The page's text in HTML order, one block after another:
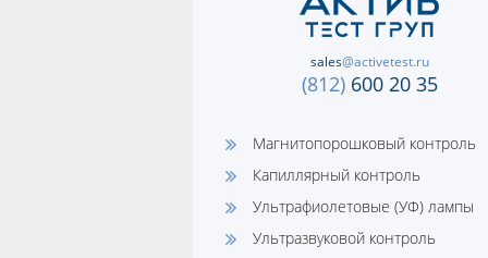
sales@activetest.ru
(812)600 20 35
Магнитопорошковый контроль
Капиллярный контроль
Ультрафиолетовые (УФ) лампы
Ультразвуковой контроль